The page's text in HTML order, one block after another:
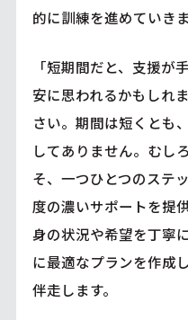
的に訓練を進めていきま
「短期間だと、支援が
安に思われるかもしれ
さい。期間は短くとも
してありません。むし
そ、一つひとつのステ
度の濃いサポートを提
身の状況や希望を丁寧
に最適なプランを作成
伴走します。